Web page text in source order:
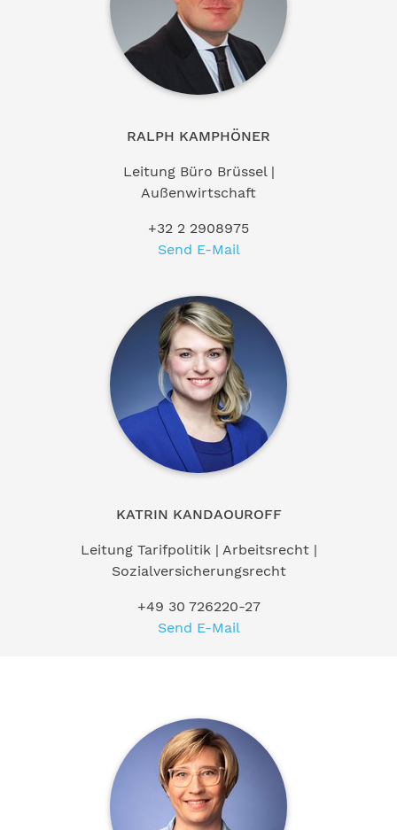
RALPH KAMPHÖNER
Leitung Büro Brüssel |
Außenwirtschaft
+32 2 2908975
Send E-Mail
KATRIN KANDAOUROFF
Leitung Tarifpolitik | Arbeitsrecht |
Sozialversicherungsrecht
+49 30 726220-27
Send E-Mail